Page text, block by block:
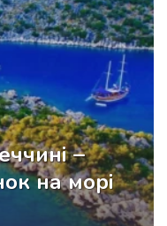
–
на морі